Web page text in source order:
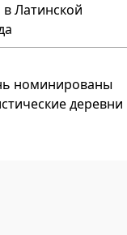
Латинской
номинированы
деревни